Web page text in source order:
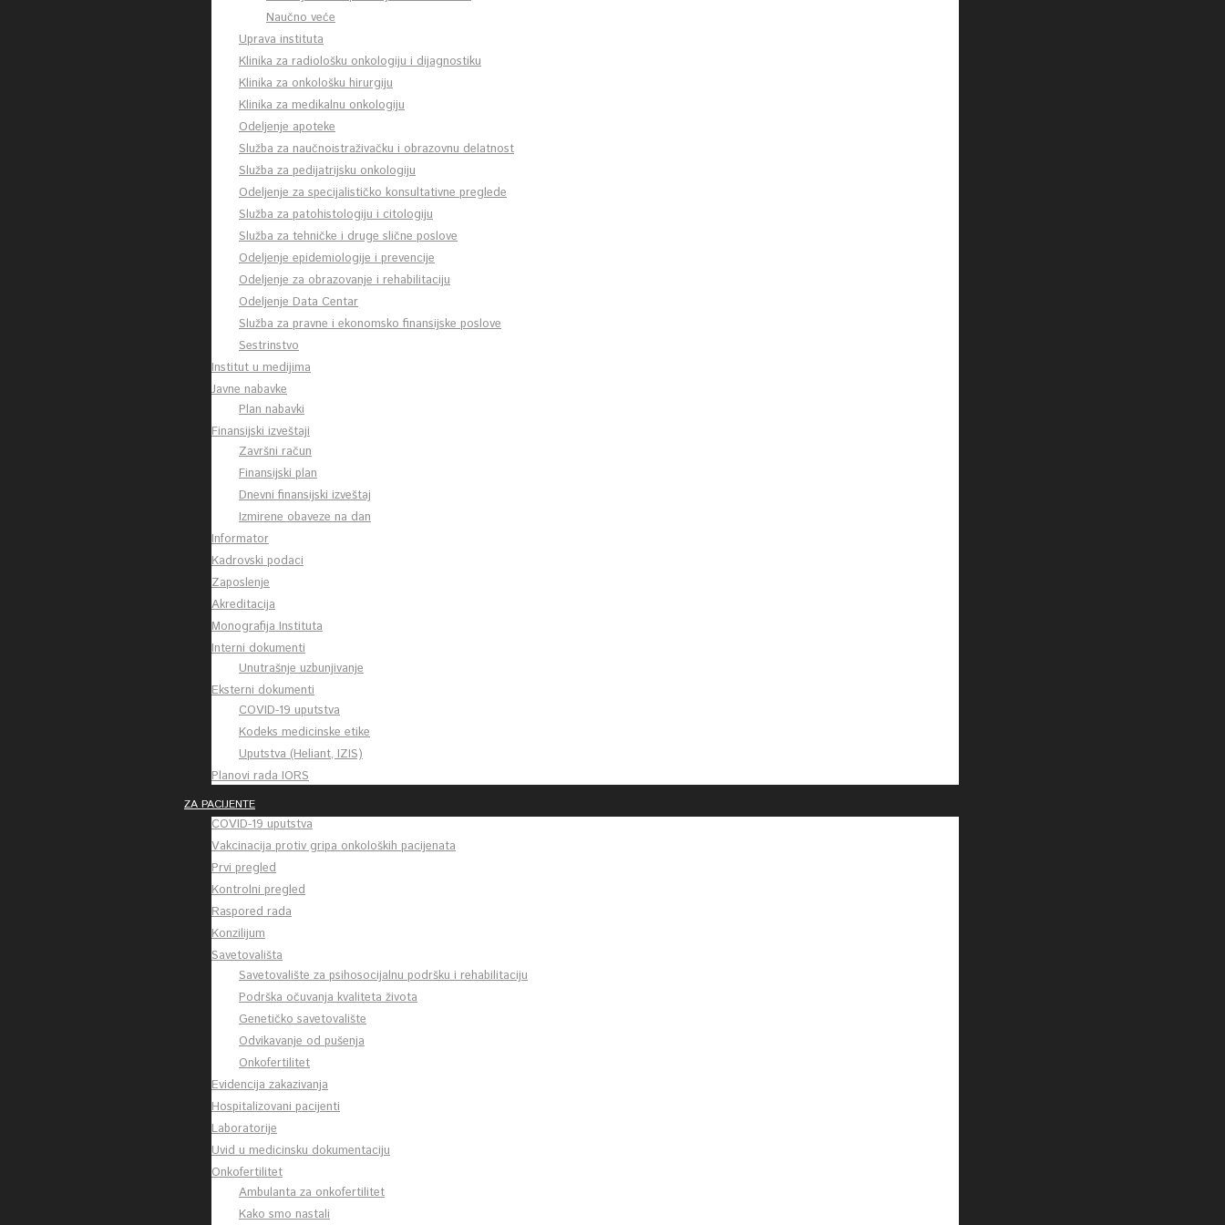
Naučno veće
Uprava instituta
Klinika za radiološku onkologiju i dijagnostiku
Klinika za onkološku hirurgiju
Klinika za medikalnu onkologiju
Odeljenje apoteke
Služba za naučnoistraživačku i obrazovnu delatnost
Služba za pedijatrijsku onkologiju
Odeljenje za specijalističko konsultativne preglede
Služba za patohistologiju i citologiju
Služba za tehničke i druge slične poslove
Odeljenje epidemiologije i prevencije
Odeljenje za obrazovanje i rehabilitaciju
Odeljenje Data Centar
Služba za pravne i ekonomsko finansijske poslove
Sestrinstvo
Institut u medijima
Javne nabavke
Plan nabavki
Finansijski izveštaji
Završni račun
Finansijski plan
Dnevni finansijski izveštaj
Izmirene obaveze na dan
Informator
Kadrovski podaci
Zaposlenje
Akreditacija
Monografija Instituta
Interni dokumenti
Unutrašnje uzbunjivanje
Eksterni dokumenti
COVID-19 uputstva
Kodeks medicinske etike
Uputstva (Heliant, IZIS)
Planovi rada IORS
ZA PACIJENTE
COVID-19 uputstva
Vakcinacija protiv gripa onkoloških pacijenata
Prvi pregled
Kontrolni pregled
Raspored rada
Konzilijum
Savetovališta
Savetovalište za psihosocijalnu podršku i rehabilitaciju
Podrška očuvanja kvaliteta života
Genetičko savetovalište
Odvikavanje od pušenja
Onkofertilitet
Evidencija zakazivanja
Hospitalizovani pacijenti
Laboratorije
Uvid u medicinsku dokumentaciju
Onkofertilitet
Ambulanta za onkofertilitet
Kako smo nastali